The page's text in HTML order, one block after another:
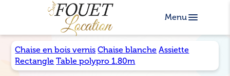
Aller au contenu
Menu
Chaise en bois vernis Chaise blanche Assiette
Rectangle Table polypro 1.80m